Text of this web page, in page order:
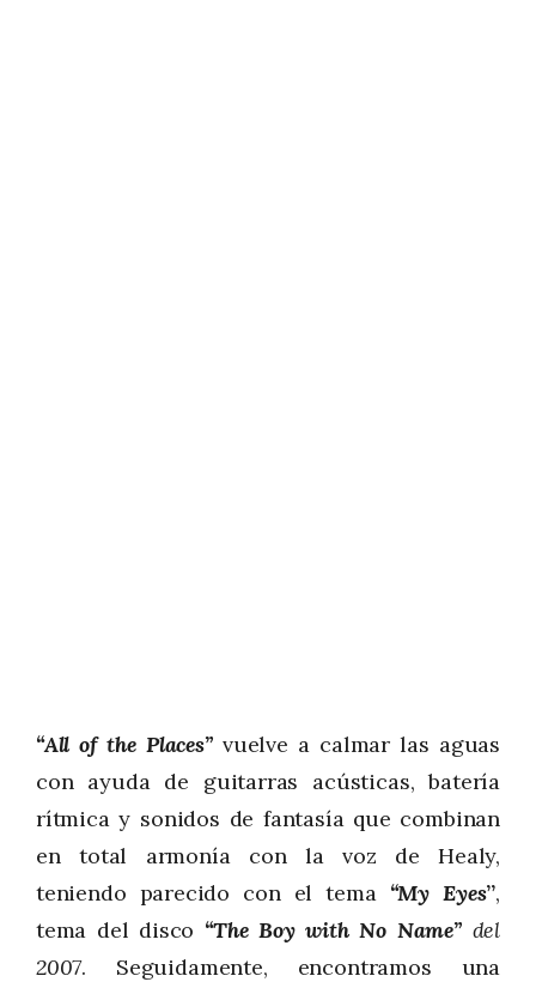
“All of the Places”vuelve a calmar las aguas
con ayuda de guitarras acústicas, batería
rítmica y sonidos de fantasía que combinan
en total armonía con la voz de Healy,
teniendo parecido con el tema “My Eyes”,
tema del disco “The Boy with No Name” del
2007. Seguidamente, encontramos una